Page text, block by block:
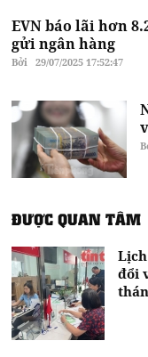
EVN báo lãi hơn
gửi ngân hàng
Bởi 29/07/2025 17:52:47
ĐƯỢC QUAN TÂM
đổi